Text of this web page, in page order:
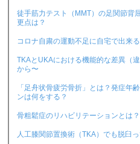
徒手筋力テスト（MMT）の足関節背
更点は？
コロナ自粛の運動不足に自宅で出来
TKAとUKAにおける機能的な差異（
から〜
「足舟状骨疲労骨折」とは？発症年
ンは何をする？
骨粗鬆症のリハビリテーションとは
人工膝関節置換術（TKA）でも脱臼